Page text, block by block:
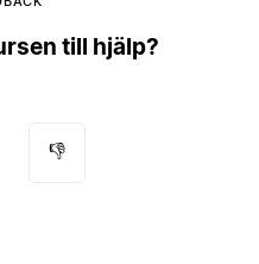
till hjälp?
👎